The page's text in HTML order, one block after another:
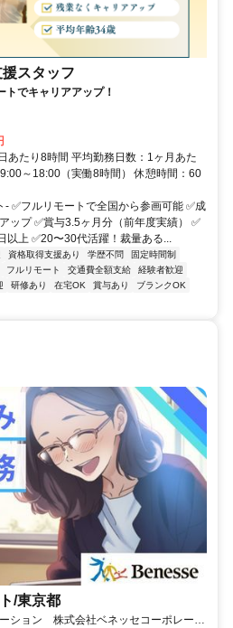
援スタッフ
でキャリアアップ！
あたり8時間 平均勤務日数：1ヶ月あた
～18:00（実働8時間） 休憩時間：60
✅フルリモートで全国から参画可能 ✅成
ップ ✅賞与3.5ヶ月分（前年度実績） ✅
以上 ✅20〜30代活躍！裁量ある...
資格取得支援あり 学歴不問
固定時間制
フルリモート 交通費全額支給
経験者歓迎
研修あり 在宅OK 賞与あり
ブランクOK
/東京都
ション 株式会社ベネッセコーポレーシ